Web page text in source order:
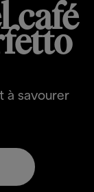
café
à savourer